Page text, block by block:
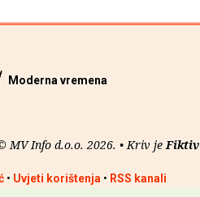
Moderna vremena
MV Info d.o.o. 2026. • Kriv je Fiktiv
• Uvjeti korištenja • RSS kanali